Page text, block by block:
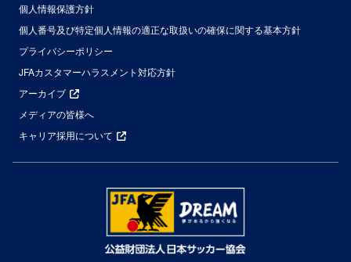
個人情報保護方針
個人番号及び特定個人情報の適正な取扱いの確保に関する基本方針
プライバシーポリシー
JFAカスタマーハラスメント対応方針
アーカイブ
メディアの皆様へ
キャリア採用について